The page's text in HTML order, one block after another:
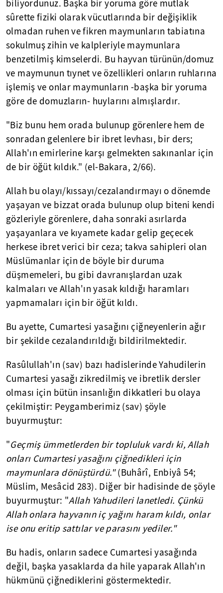
biliyordunuz. Başka bir yoruma göre mutlak
sûrette fiziki olarak vücutlarında bir değişiklik
olmadan ruhen ve fikren maymunların tabiatına
sokulmuş zihin ve kalpleriyle maymunlara
benzetilmiş kimselerdi. Bu hayvan türünün/domuz
ve maymunun tıynet ve özellikleri onların ruhlarına
işlemiş ve onlar maymunların -başka bir yoruma
göre de domuzların- huylarını almışlardır.
"Biz bunu hem orada bulunup görenlere hem de
sonradan gelenlere bir ibret levhası, bir ders;
Allah'ın emirlerine karşı gelmekten sakınanlar için
de bir öğüt kıldık." (el-Bakara, 2/66).
Allah bu olayı/kıssayı/cezalandırmayı o dönemde
yaşayan ve bizzat orada bulunup olup biteni kendi
gözleriyle görenlere, daha sonraki asırlarda
yaşayanlara ve kıyamete kadar gelip geçecek
herkese ibret verici bir ceza; takva sahipleri olan
Müslümanlar için de böyle bir duruma
düşmemeleri, bu gibi davranışlardan uzak
kalmaları ve Allah'ın yasak kıldığı haramları
yapmamaları için bir öğüt kıldı.
Bu ayette, Cumartesi yasağını çiğneyenlerin ağır
bir şekilde cezalandırıldığı bildirilmektedir.
Rasûlullah'ın (sav) bazı hadislerinde Yahudilerin
Cumartesi yasağı zikredilmiş ve ibretlik dersler
olması için bütün insanlığın dikkatleri bu olaya
çekilmiştir: Peygamberimiz (sav) şöyle
buyurmuştur:
"Geçmiş ümmetlerden bir topluluk vardı ki, Allah
onları Cumartesi yasağını çiğnedikleri için
maymunlara dönüştürdü."(Buhârî, Enbiyâ 54;
Müslim, Mesâcid 283). Diğer bir hadisinde de şöyle
buyurmuştur: "Allah Yahudileri lanetledi. Çünkü
Allah onlara hayvanın iç yağını haram kıldı, onlar
ise onu eritip sattılar ve parasını yediler."
Bu hadis, onların sadece Cumartesi yasağında
değil, başka yasaklarda da hile yaparak Allah'ın
hükmünü çiğnediklerini göstermektedir.